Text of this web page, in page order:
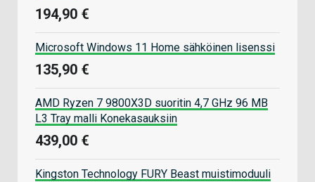
194,90 €
Microsoft Windows 11 Home sähköinen lisenssi
135,90 €
AMD Ryzen 7 9800X3D suoritin 4,7 GHz 96 MB
L3 Tray malli Konekasauksiin
439,00 €
Kingston Technology FURY Beast muistimoduuli